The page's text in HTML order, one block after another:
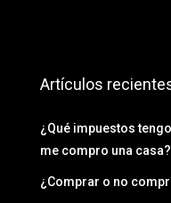
Artículos
¿Qué impuestos
me compro una casa?
¿Comprar o no